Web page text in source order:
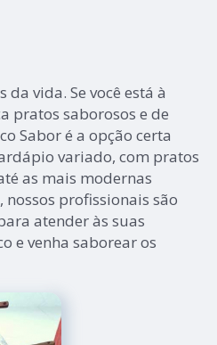
vida. Se você está à
pratos saborosos e de
Sabor é a opção certa
variado, com pratos
as mais modernas
profissionais são
atender às suas
e venha saborear os